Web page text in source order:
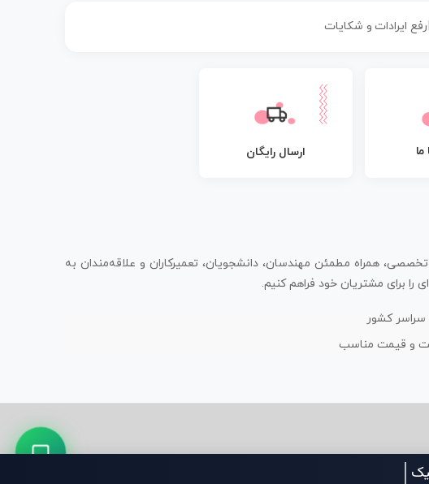
رفع ایرادات و شکایات
ارسال رایگان
تخصصی، همراه مطمئن مهندسان، دانشجویان، تعمیرکاران و علاقه‌مندان به
برای مشتریان خود فراهم کنیم.
سراسر کشور
و قیمت مناسب